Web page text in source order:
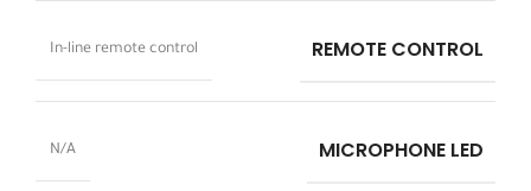
REMOTE CONTROL
In-line remote control
MICROPHONE LED
N/A